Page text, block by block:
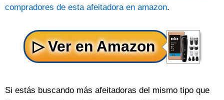
compradores de esta afeitadora en amazon.
Si estás buscando más afeitadoras del mismo tipo que